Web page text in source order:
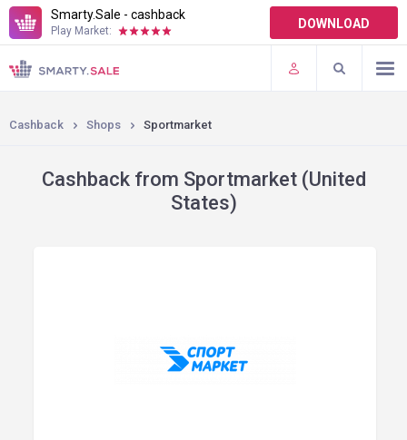
Smarty.Sale - cashback
Play Market: DOWNLOAD
TERMS OF USE
PLUGINS
Cashback Shops Sportmarket
Cashback from Sportmarket (United
States)